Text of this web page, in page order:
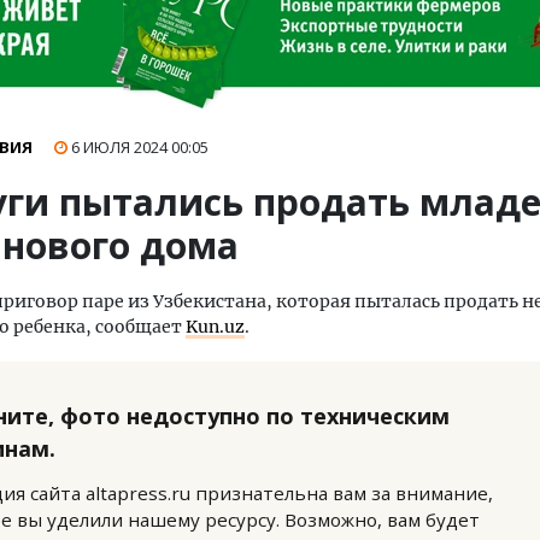
6 ИЮЛЯ 202400:05
пытались продать
дома
паре из Узбекистана, которая пыталась продать
ребенка, сообщаетKun.uz.
фото недоступно по техническим
сайта altapress.ru признательна вам за внимание,
вы уделили нашему ресурсу. Возможно, вам будет